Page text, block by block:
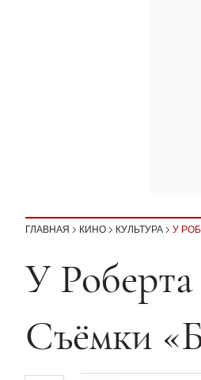
ГЛАВНАЯ КИНО КУЛЬТУРА У
Секция
У
Съёмки